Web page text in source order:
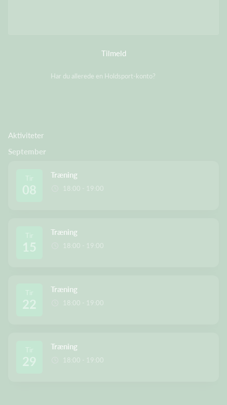
Tilmeld
Har du allerede en Holdsport-konto?
Aktiviteter
September
Tir
08
Træning
18:00 - 19:00
Tir
15
Træning
18:00 - 19:00
Tir
22
Træning
18:00 - 19:00
Tir
29
Træning
18:00 - 19:00